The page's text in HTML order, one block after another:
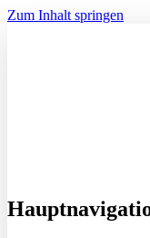
Zum Inhalt springen